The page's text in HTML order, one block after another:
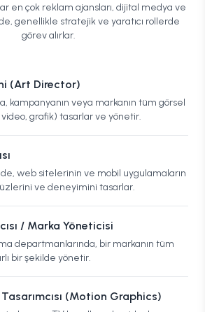
en çok reklam ajansları, dijital medya ve
genellikle stratejik ve yaratıcı rollerde
görev alırlar.
(Art Director)
kampanyanın veya markanın tüm görsel
video, grafik) tasarlar ve yönetir.
web sitelerinin ve mobil uygulamaların
ve deneyimini tasarlar.
/ Marka Yöneticisi
departmanlarında, bir markanın tüm
bir şekilde yönetir.
(Motion Graphics)